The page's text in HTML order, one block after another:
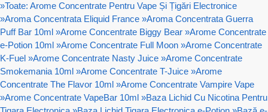
»Toate: Arome Concentrate Pentru Vape Și Țigări Electronice
»Aroma Concentrata Eliquid France »Aroma Concentrata Guerra
Puff Bar 10ml »Arome Concentrate Biggy Bear »Arome Concentrate
e-Potion 10ml »Arome Concentrate Full Moon »Arome Concentrate
K-Fuel »Arome Concentrate Nasty Juice »Arome Concentrate
Smokemania 10ml »Arome Concentrate T-Juice »Arome
Concentrate The Flavor 10ml »Arome Concentrate Vampire Vape
»Arome Concentrate VapeBar 10ml »Baza Lichid Cu Nicotina Pentru